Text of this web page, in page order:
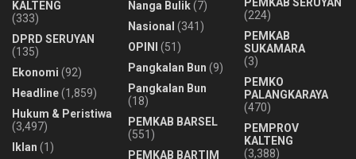
KALTENG
(333)
DPRD SERUYAN
(135)
Ekonomi (92)
Headline(1,859)
Hukum & Peristiwa
(3,497)
Iklan (1)
Nanga Bulik(7)
Nasional (341)
OPINI
(51)
Pangkalan Bun (9)
Pangkalan Bun
(18)
PEMKAB BARSEL
(551)
PEMKAB BARTIM
(224)
PEMKAB
SUKAMARA
(3)
PEMKO
PALANGKARAYA
(470)
PEMPROV
KALTENG
(3,388)